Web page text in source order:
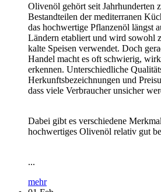
Olivenöl gehört seit Jahrhunderten
Bestandteilen der mediterranen
das hochwertige Pflanzenöl längst
Ländern etabliert und wird sowohl
kalte Speisen verwendet. Doch
Handel macht es oft schwierig,
erkennen. Unterschiedliche
Herkunftsbezeichnungen und
dass viele Verbraucher unsicher
Dabei gibt es verschiedene
hochwertiges Olivenöl relativ gut
...
mehr